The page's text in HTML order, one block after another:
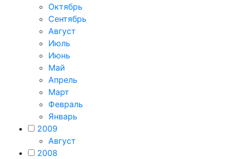
Октябрь
Сентябрь
Август
Июль
Июнь
Май
Апрель
Март
Февраль
Январь
2009
Август
2008